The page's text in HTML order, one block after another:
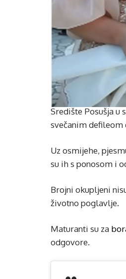
Središte Posušja u
svečanim
Uz osmijehe,
su ih s ponosom i
Brojni okupljeni
životno poglavlje.
Maturanti su za
odgovore.